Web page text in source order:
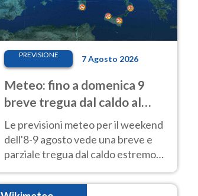
PREVISIONE 7 Agosto 2026
Meteo: fino a domenica 9
breve tregua dal caldo al
Nord! Altrove calura e afa
Le previsioni meteo per il weekend
dell'8-9 agosto vede una breve e
parziale tregua dal caldo estremo
al Nord mentre altrove persistono
40 gradi.